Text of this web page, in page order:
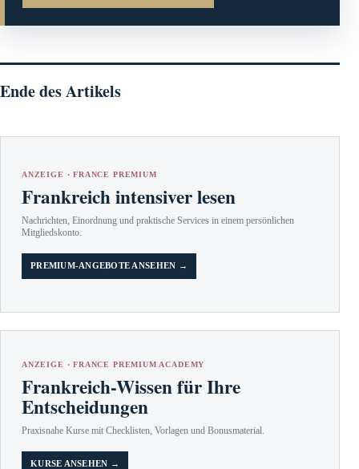
Ende des Artikels
ANZEIGE · FRANCE PREMIUM
Frankreich intensiver lesen
Nachrichten, Einordnung und praktische Services in einem persönlichen
Mitgliedskonto.
PREMIUM-ANGEBOTE ANSEHEN →
ANZEIGE · FRANCE PREMIUM ACADEMY
Frankreich-Wissen für Ihre
Entscheidungen
Praxisnahe Kurse mit Checklisten, Vorlagen und Bonusmaterial.
KURSE ANSEHEN →